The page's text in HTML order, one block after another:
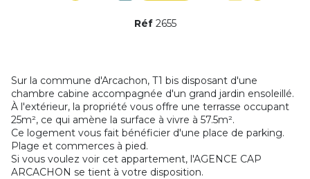
Réf 2655
Sur la commune d'Arcachon, T1 bis disposant d'une
chambre cabine accompagnée d'un grand jardin ensoleillé.
À l'extérieur, la propriété vous offre une terrasse occupant
25m², ce qui amène la surface à vivre à 57.5m².
Ce logement vous fait bénéficier d'une place de parking.
Plage et commerces à pied.
Si vous voulez voir cet appartement, l'AGENCE CAP
ARCACHON se tient à votre disposition.